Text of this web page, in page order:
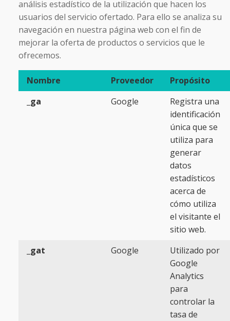
análisis estadístico de la utilización que hacen los
usuarios del servicio ofertado. Para ello se analiza su
navegación en nuestra página web con el fin de
mejorar la oferta de productos o servicios que le
ofrecemos.
Nombre Proveedor
Propósito
_ga
Google
Registra una
identificación
única que se
utiliza para
generar
datos
estadísticos
acerca de
cómo utiliza
el visitante el
sitio web.
_gat
Google
Utilizado por
Google
Analytics
para
controlar la
tasa de